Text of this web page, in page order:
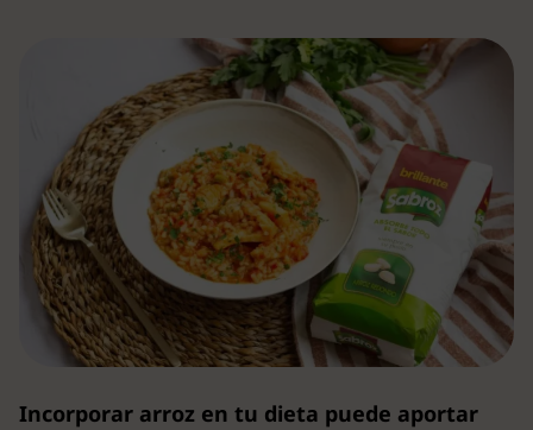
Incorporar arroz en tu dieta puede aportar